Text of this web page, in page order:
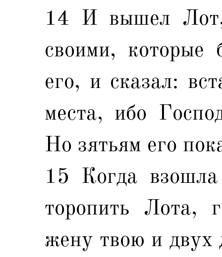
14 И вышел Лот,
своими, которые
его, и сказал:
места, ибо
Но зятьям его
15 Когда
торопить Лота,
жену твою и двух